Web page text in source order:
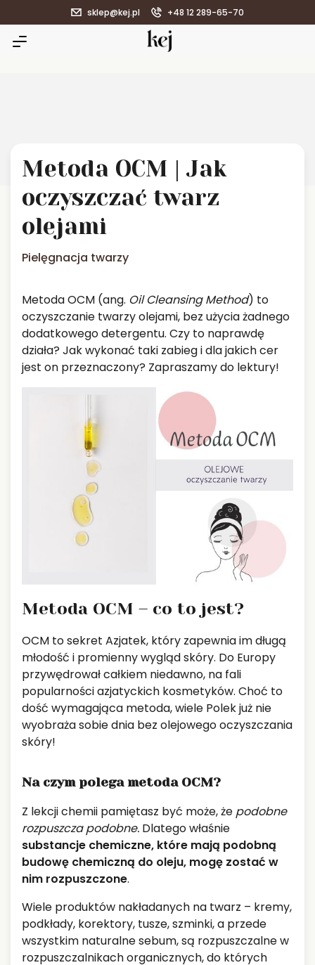
sklep@kej.pl +48 12 289-65-70
Metoda OCM | Jak
oczyszczać twarz
olejami
Pielęgnacja twarzy
Metoda OCM (ang. Oil Cleansing Method) to
oczyszczanie twarzy olejami, bez użycia żadnego
dodatkowego detergentu. Czy to naprawdę
działa? Jak wykonać taki zabieg i dla jakich cer
jest on przeznaczony? Zapraszamy do lektury!
Metoda OCM – co to jest?
OCM to sekret Azjatek, który zapewnia im długą
młodość i promienny wygląd skóry. Do Europy
przywędrował całkiem niedawno, na fali
popularności azjatyckich kosmetyków. Choć to
dość wymagająca metoda, wiele Polek już nie
wyobraża sobie dnia bez olejowego oczyszczania
skóry!
Na czym polega metoda OCM?
Z lekcji chemii pamiętasz być może, że podobne
rozpuszcza podobne. Dlatego właśnie
substancje chemiczne, które mają podobną
budowę chemiczną do oleju, mogę zostać w
nim rozpuszczone.
Wiele produktów nakładanych na twarz – kremy,
podkłady, korektory, tusze, szminki, a przede
wszystkim naturalne sebum, są rozpuszczalne w
rozpuszczalnikach organicznych, do których